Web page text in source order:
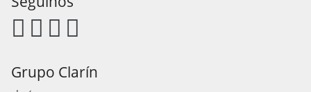
Grupo Clarín